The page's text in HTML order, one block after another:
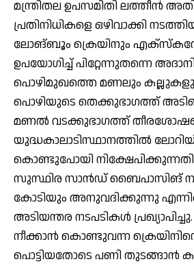
മന്ത്രിതല ഉപസമിതി ലത്തീന്‍
പ്രതിനിധികളെ ഒഴിവാക്കി
ലോങ്ബൂം ക്രെയിനും
ഉപയോഗിച്ച് പിറ്റേന്നുതന്നെ
പൊഴിമുഖത്തെ മണലും
പൊഴിയുടെ തെക്കുഭാഗത്ത്
മണല്‍ വടക്കുഭാഗത്ത്
യുദ്ധകാലാടിസ്ഥാനത്തില്‍
കൊണ്ടുപോയി
സുസ്ഥിര സാന്‍ഡ് ബൈപാസിങ്
കോടിയും അനുവദിക്കുന്നു
അടിയന്തര നടപടികള്‍
നീക്കാന്‍ കൊണ്ടുവന്ന
പൊട്ടിയതോടെ പണി തുടങ്ങാന്‍